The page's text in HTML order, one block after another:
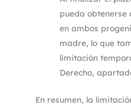
pueda
en ambos
madre, lo que
limitación
Derecho,
En resumen, la